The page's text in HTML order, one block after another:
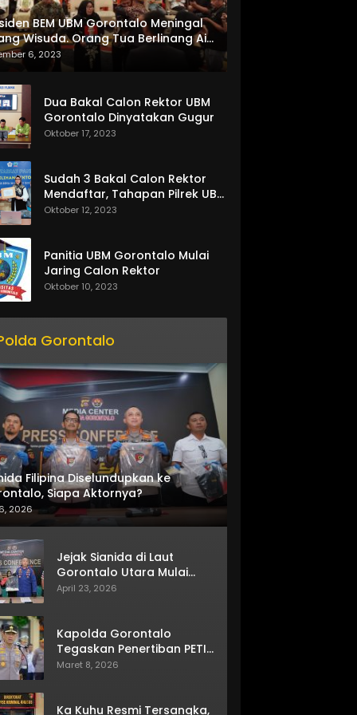
BEM UBM Gorontalo Meningal
Wisuda. Orang Tua Berlinang Air
Menerima SKL dan Pemasangan
6, 2023
Dua Bakal Calon Rektor UBM
Gorontalo Dinyatakan Gugur
Oktober 17, 2023
Sudah 3 Bakal Calon Rektor
Mendaftar, Tahapan Pilrek UBM
Gorontalo Makin Seru
Oktober 12, 2023
Panitia UBM Gorontalo Mulai
Jaring Calon Rektor
Oktober 10, 2023
Gorontalo
Filipina Diselundupkan ke
Siapa Aktornya?
2026
Jejak Sianida di Laut
Gorontalo Utara Mulai
Terkuak
April 23, 2026
Kapolda Gorontalo
Tegaskan Penertiban PETI
Terus Berjalan
Maret 8, 2026
Ka Kuhu Resmi Tersangka,